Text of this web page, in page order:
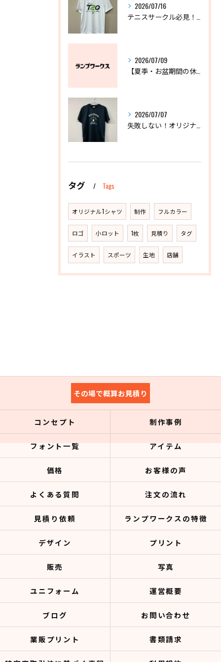
2026/07/16
2026/07/09
【夏季・お盆期間の休業に関するお知らせ】
2026/07/07
タグ Tags
オリジナルTシャツ 制作 フルカラー
ロゴ 小ロット 1枚 見積り タグ
イラスト スポーツ 生地 店舗
その場で概算お見積り
コンセプト 制作事例
フォント一覧 アイテム
価格 お客様の声
よくある質問 注文の流れ
見積り依頼 ランプワークスの特徴
デザイン プリント
販売 写真
ユニフォーム 運営概要
ブログ お問い合わせ
業販プリント 書類請求